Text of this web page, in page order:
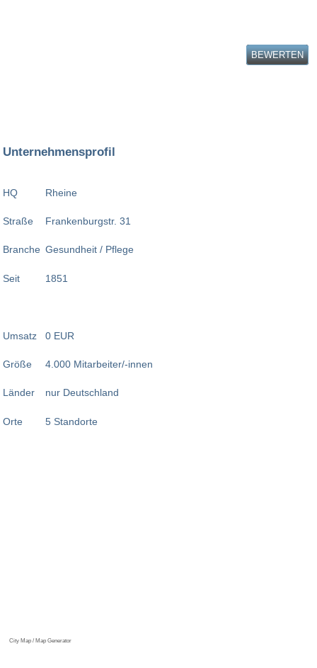
BEWERTEN
Unternehmensprofil
HQ
Straße
Branche
Seit
Umsatz
Größe
Länder
Orte
Rheine
Frankenburgstr. 31
Gesundheit / Pflege
1851
0 EUR
4.000 Mitarbeiter/-innen
nur Deutschland
5 Standorte
City Map / Map Generator